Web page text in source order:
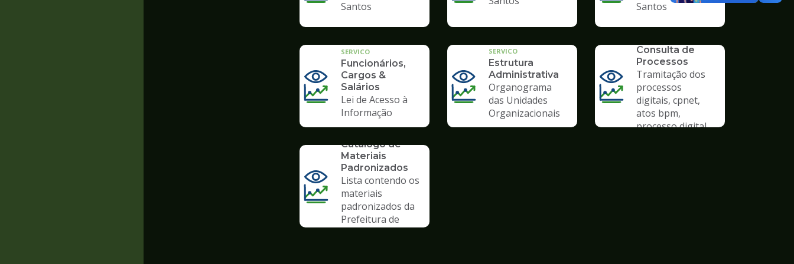
Santos
Santos
SERVICO
Funcionários,
Cargos &
Salários
Lei de Acesso à
Informação
SERVICO
Estrutura
Administrativa
Organograma
das Unidades
Organizacionais
Consulta de
Processos
Tramitação dos
processos
digitais, cpnet,
atos bpm,
processo digital
Catálogo de
Materiais
Padronizados
Lista contendo os
materiais
padronizados da
Prefeitura de